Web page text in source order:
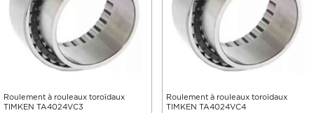
Roulement à rouleaux toroïdaux
TIMKEN TA4024VC3
Roulement à rouleaux toroïdaux
TIMKEN TA4024VC4